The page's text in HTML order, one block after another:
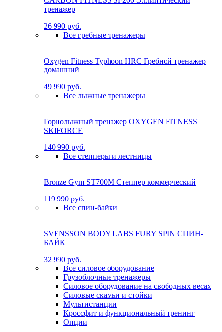
тренажер
26 990 руб.
Все гребные тренажеры
Oxygen Fitness Typhoon HRC Гребной тренажер
домашний
49 990 руб.
Все лыжные тренажеры
Горнолыжный тренажер OXYGEN FITNESS
SKIFORCE
140 990 руб.
Все степперы и лестницы
Bronze Gym ST700M Степпер коммерческий
119 990 руб.
Все спин-байки
SVENSSON BODY LABS FURY SPIN СПИН-
БАЙК
32 990 руб.
Все силовое оборудование
Грузоблочные тренажеры
Силовое оборудование на свободных весах
Силовые скамьи и стойки
Мультистанции
Кроссфит и функциональный тренинг
Опции